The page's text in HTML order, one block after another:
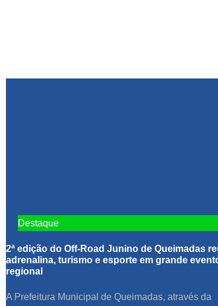
Destaque
2ª edição do Off-Road Junino de Queimadas
adrenalina, turismo e esporte em grande
regional
A Prefeitura Municipal de Queimadas, através da